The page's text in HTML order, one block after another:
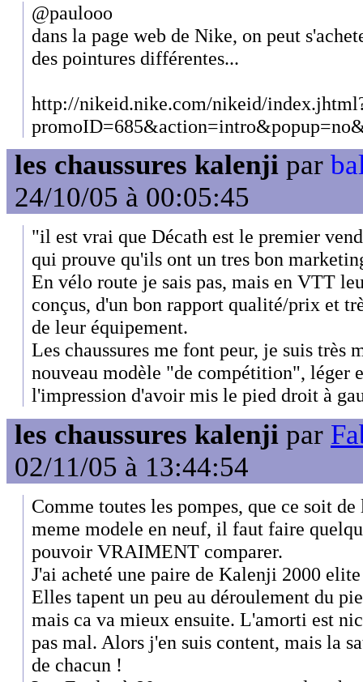
@paulooo
dans la page web de Nike, on peut
des pointures différentes...
http://nikeid.nike.com/nikeid/
les chaussures kalenji par
24/10/05 à 00:05:45
"il est vrai que Décath est le premier
qui prouve qu'ils ont un tres bon
En vélo route je sais pas, mais en VTT
conçus, d'un bon rapport qualité/prix et
de leur équipement.
Les chaussures me font peur, je suis très
nouveau modèle "de compétition", léger
l'impression d'avoir mis le pied droit à
les chaussures kalenji par
02/11/05 à 13:44:54
Comme toutes les pompes, que ce soit
meme modele en neuf, il faut faire
pouvoir VRAIMENT comparer.
J'ai acheté une paire de Kalenji 2000
Elles tapent un peu au déroulement du
mais ca va mieux ensuite. L'amorti est
pas mal. Alors j'en suis content, mais la
de chacun !